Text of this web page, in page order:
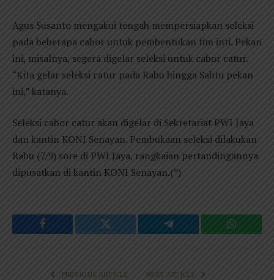
Agus Susanto mengakui tengah mempersiapkan seleksi
pada beberapa cabor untuk pembentukan tim inti. Pekan
ini, misalnya, segera digelar seleksi untuk cabor catur.
“Kita gelar seleksi catur pada Rabu hingga Sabtu pekan
ini,” katanya.
Seleksi cabor catur akan digelar di Sekretariat PWI Jaya
dan kantin KONI Senayan. Pembukaan seleksi dilakukan
Rabu (7/9) sore di PWI Jaya, rangkaian pertandingannya
dipusatkan di kantin KONI Senayan.(*)
Facebook Twitter Telegram
PREVIOUS ARTICLE NEXT ARTICLE